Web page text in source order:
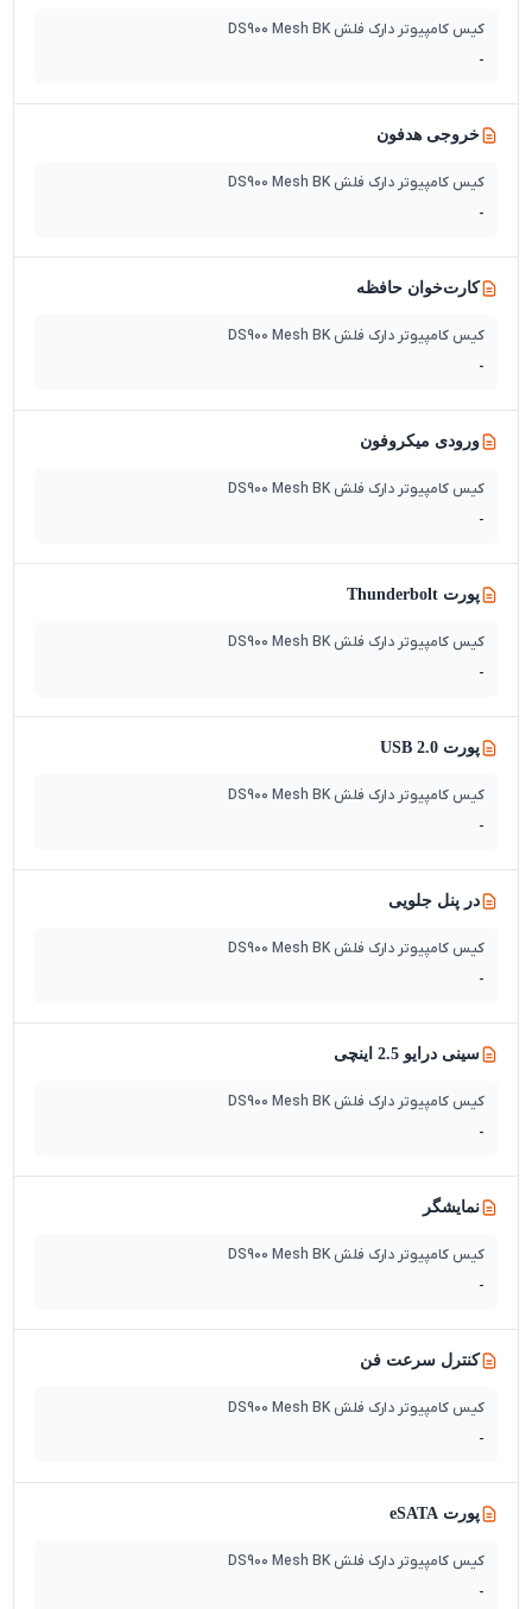
کیس کامپیوتر دارک فلش DS900 Mesh BK
-
خروجی هدفون
کیس کامپیوتر دارک فلش DS900 Mesh BK
-
کارت‌خوان حافظه
کیس کامپیوتر دارک فلش DS900 Mesh BK
-
ورودی میکروفون
کیس کامپیوتر دارک فلش DS900 Mesh BK
-
پورت Thunderbolt
کیس کامپیوتر دارک فلش DS900 Mesh BK
-
پورت USB 2.0
کیس کامپیوتر دارک فلش DS900 Mesh BK
-
در پنل جلویی
کیس کامپیوتر دارک فلش DS900 Mesh BK
-
سینی درایو 2.5 اینچی
کیس کامپیوتر دارک فلش DS900 Mesh BK
-
نمایشگر
کیس کامپیوتر دارک فلش DS900 Mesh BK
-
کنترل سرعت فن
کیس کامپیوتر دارک فلش DS900 Mesh BK
-
پورت eSATA
کیس کامپیوتر دارک فلش DS900 Mesh BK
-